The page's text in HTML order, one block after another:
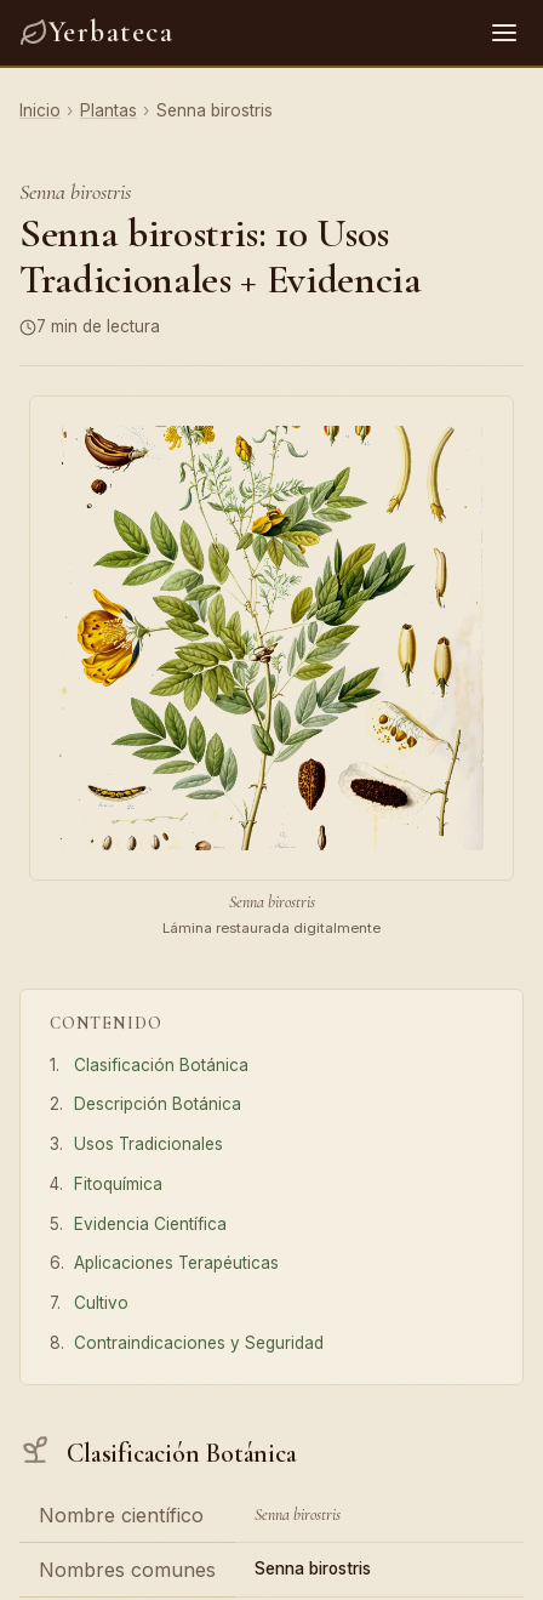
Yerbateca
Inicio › Plantas › Senna birostris
Senna birostris
Senna birostris: 10 Usos
Tradicionales + Evidencia
7 min de lectura
CONTENIDO
Clasificación Botánica
Descripción Botánica
Usos Tradicionales
Fitoquímica
Evidencia Científica
Aplicaciones Terapéuticas
Cultivo
Contraindicaciones y Seguridad
Clasificación Botánica
Nombre científico Senna birostris
Nombres comunes Senna birostris
Senna birostris
Lámina restaurada digitalmente